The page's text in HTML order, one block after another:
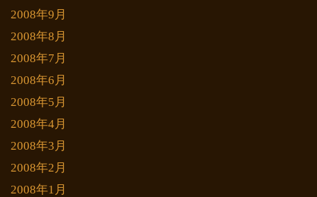
2008年9月
2008年8月
2008年7月
2008年6月
2008年5月
2008年4月
2008年3月
2008年2月
2008年1月